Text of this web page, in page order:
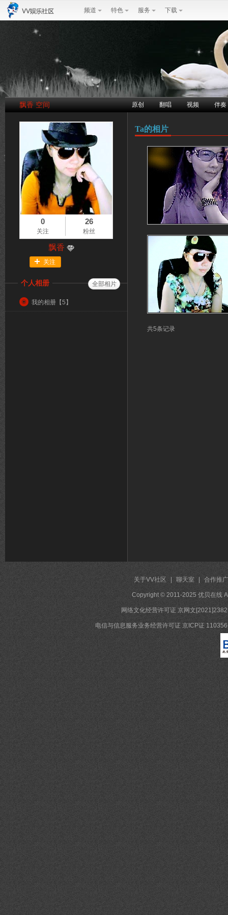
频道 特色 服务 下载
飘香 空间 原创 翻唱 视频 伴奏
0
关注
26
粉丝
飘香
关注
个人相册 全部相片
我的相册【5 】
Ta的相片
共5条记录
关于VV社区 聊天室 合作推广
Copyright © 2011-2025 优贝在线
网络文化经营许可证 京网文
电信与信息服务业务经营许可证 京ICP证